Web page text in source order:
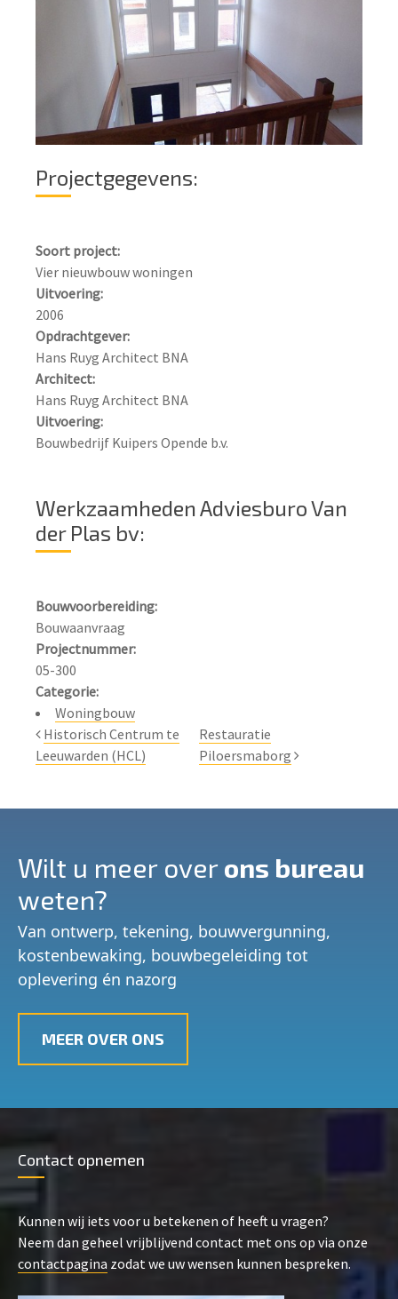
Projectgegevens:
Soort project:
Uitvoering:
Opdrachtgever:
Architect:
Uitvoering:
Bouwbedrijf Kuipers Opende b.v.
Werkzaamheden Adviesburo Van
der Plas bv:
Bouwvoorbereiding:
Projectnummer:
Woningbouw
Restauratie
Piloersmaborg
Historisch Centrum te
Leeuwarden (HCL)
Wilt u meer overons bureau
weten?
Van ontwerp, tekening, bouwvergunning,
kostenbewaking, bouwbegeleiding tot
oplevering én nazorg
MEER OVER ONS
Contact opnemen
Kunnen wij iets voor u betekenen of heeft u vragen?
Neem dan geheel vrijblijvend contact met ons op via onze
contactpagina zodat we uw wensen kunnen bespreken.